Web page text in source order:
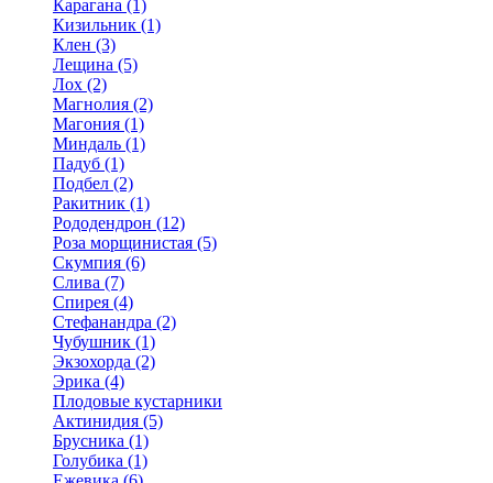
Карагана (1)
Кизильник (1)
Клен (3)
Лещина (5)
Лох (2)
Магнолия (2)
Магония (1)
Миндаль (1)
Падуб (1)
Подбел (2)
Ракитник (1)
Рододендрон (12)
Роза морщинистая (5)
Скумпия (6)
Слива (7)
Спирея (4)
Стефанандра (2)
Чубушник (1)
Экзохорда (2)
Эрика (4)
Плодовые кустарники
Актинидия (5)
Брусника (1)
Голубика (1)